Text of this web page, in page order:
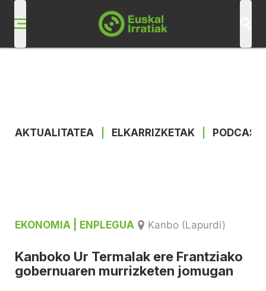
AKTUALITATEA ELKARRIZKETAK
EKONOMIA | ENPLEGUA Kanbo (Lapurdi)
Kanboko Ur Termalak ere Frantziako
gobernuaren murrizketen jomugan